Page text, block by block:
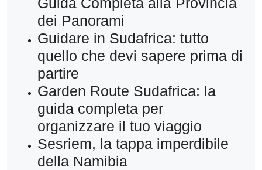
dei Panorami
Guidare in Sudafrica: tutto
quello che devi sapere prima di
partire
Garden Route Sudafrica: la
guida completa per
organizzare il tuo viaggio
Sesriem, la tappa imperdibile
della Namibia